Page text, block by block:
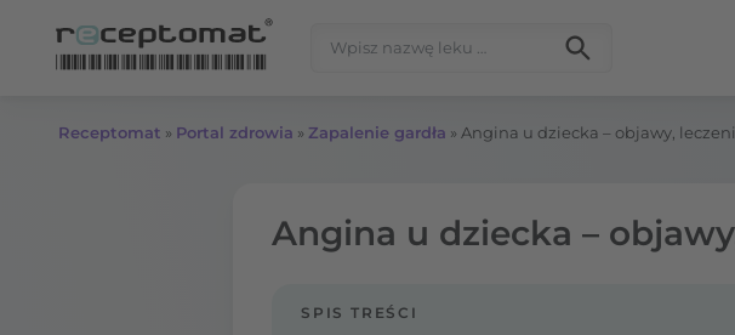
Receptomat » Portal zdrowia » Zapalenie gardła » Angina u dziecka – objawy,
Angina u dziecka –
SPIS TREŚCI